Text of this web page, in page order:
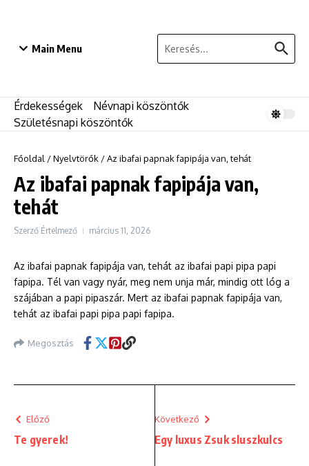
Main Menu
Keresés:
Érdekességek
Névnapi köszöntők
Születésnapi köszöntők
Főoldal /Nyelvtörők /Az ibafai papnak fapipája van, tehát
Az ibafai papnak fapipája van,
tehát
Szerző Értelmező március 11, 2026
Az ibafai papnak fapipája van, tehát az ibafai papi pipa papi
fapipa. Tél van vagy nyár, meg nem unja már, mindig ott lóg a
szájában a papi pipaszár. Mert az ibafai papnak fapipája van,
tehát az ibafai papi pipa papi fapipa.
Megosztás
Előző
Te gyerek!
Következő
Egy luxus Zsuk sluszkulcs